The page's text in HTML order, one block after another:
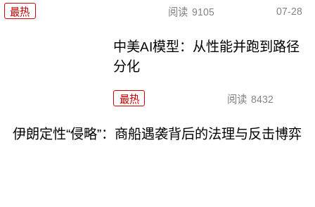
最热 阅读 9105 07-28
中美AI模型：从性能并跑到路径
分化
最热 阅读 8432
伊朗定性“侵略”：商船遇袭背后的法理与反击博弈